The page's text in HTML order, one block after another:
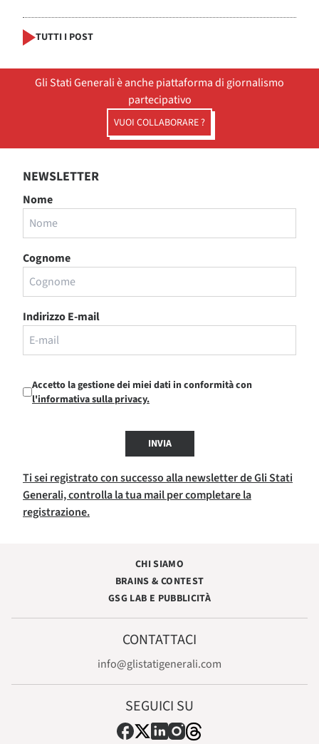
TUTTI I POST
Gli Stati Generali è anche piattaforma di giornalismo
partecipativo
VUOI COLLABORARE ?
NEWSLETTER
Nome
Cognome
Indirizzo E-mail
Accetto la gestione dei miei dati in conformità con
l'informativa sulla privacy.
INVIA
Ti sei registrato con successo alla newsletter de Gli Stati
Generali, controlla la tua mail per completare la
registrazione.
CHI SIAMO
BRAINS & CONTEST
GSG LAB E PUBBLICITÀ
CONTATTACI
info@glistatigenerali.com
SEGUICI SU